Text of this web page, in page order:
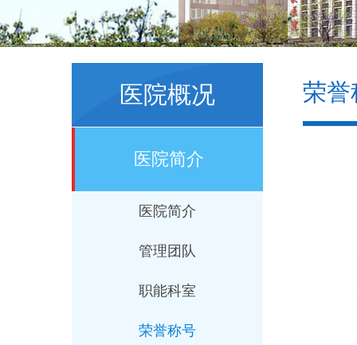
医院概况
医院简介
医院简介
管理团队
职能科室
荣誉称号
荣誉